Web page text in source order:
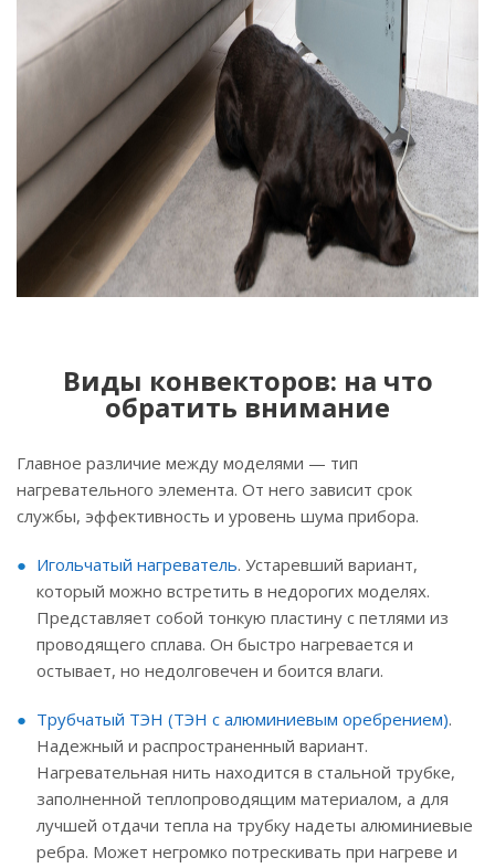
Виды конвекторов: на что
обратить внимание
Главное различие между моделями — тип
нагревательного элемента. От него зависит срок
службы, эффективность и уровень шума прибора.
Игольчатый нагреватель. Устаревший вариант,
который можно встретить в недорогих моделях.
Представляет собой тонкую пластину с петлями из
проводящего сплава. Он быстро нагревается и
остывает, но недолговечен и боится влаги.
Трубчатый ТЭН (ТЭН с алюминиевым оребрением).
Надежный и распространенный вариант.
Нагревательная нить находится в стальной трубке,
заполненной теплопроводящим материалом, а для
лучшей отдачи тепла на трубку надеты алюминиевые
ребра. Может негромко потрескивать при нагреве и